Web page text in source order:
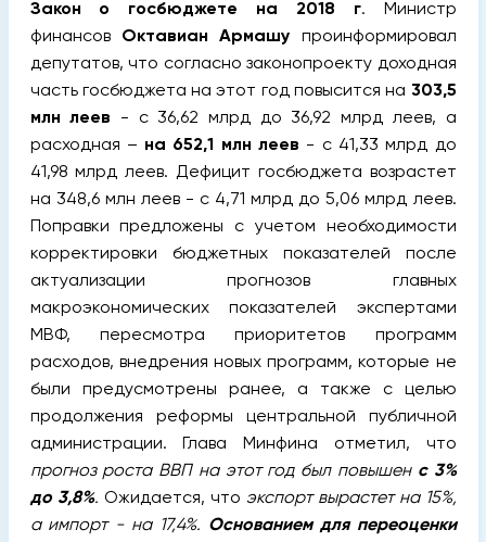
Закон о госбюджете на 2018 г. Министр
финансов Октавиан Армашу проинформировал
депутатов, что согласно законопроекту доходная
часть госбюджета на этот год повысится на 303,5
млн леев - с 36,62 млрд до 36,92 млрд леев, а
расходная – на 652,1 млн леев - с 41,33 млрд до
41,98 млрд леев. Дефицит госбюджета возрастет
на 348,6 млн леев - с 4,71 млрд до 5,06 млрд леев.
Поправки предложены с учетом необходимости
корректировки бюджетных показателей после
актуализации прогнозов главных
макроэкономических показателей экспертами
МВФ, пересмотра приоритетов программ
расходов, внедрения новых программ, которые не
были предусмотрены ранее, а также с целью
продолжения реформы центральной публичной
администрации. Глава Минфина отметил, что
прогноз роста ВВП на этот год был повышен с 3%
до 3,8%. Ожидается, что экспорт вырастет на 15%,
а импорт - на 17,4%. Основанием для переоценки